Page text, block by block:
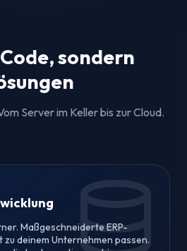
sondern
Server im Keller bis zur Cloud.
Maßgeschneiderte ERP-
deinem Unternehmen passen.